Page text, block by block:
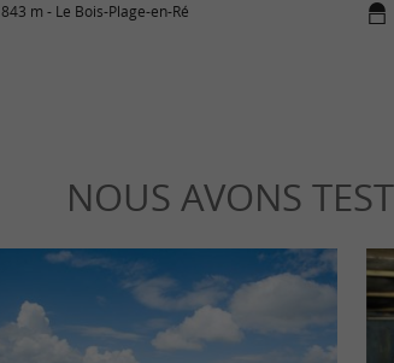
843 m - Le Bois-Plage-en-Ré
NOUS AVONS